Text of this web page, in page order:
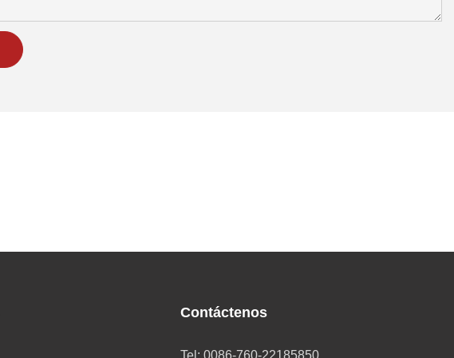
Contáctenos
Tel: 0086-760-22185850